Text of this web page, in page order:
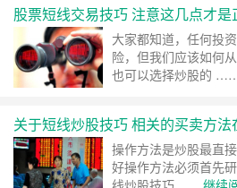
股票短线交易技巧 注意这几点才是
大家都知道，任何投
险，但我们应该如何
也可以选择炒股的
关于短线炒股技巧 相关的买卖方法
操作方法是炒股最直
好操作方法必须首先
线炒股技巧 …… 继续